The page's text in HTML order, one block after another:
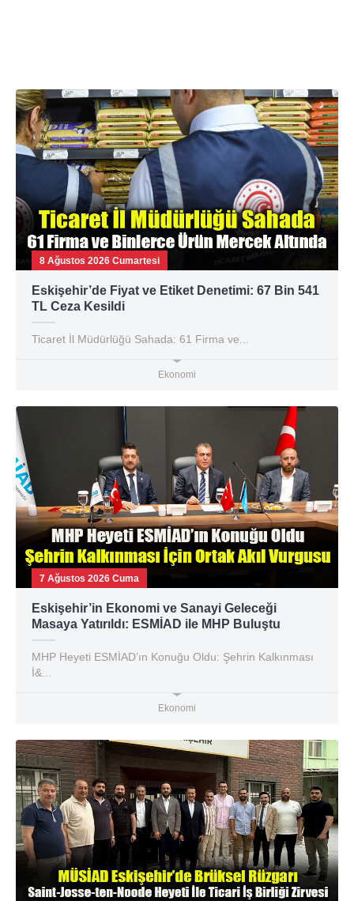
8 Ağustos 2026 Cumartesi
Eskişehir’de Fiyat ve Etiket Denetimi: 67 Bin 541
TL Ceza Kesildi
Ticaret İl Müdürlüğü Sahada: 61 Firma ve...
Ekonomi
7 Ağustos 2026 Cuma
Eskişehir’in Ekonomi ve Sanayi Geleceği
Masaya Yatırıldı: ESMİAD ile MHP Buluştu
MHP Heyeti ESMİAD’ın Konuğu Oldu: Şehrin Kalkınması
İ&...
Ekonomi